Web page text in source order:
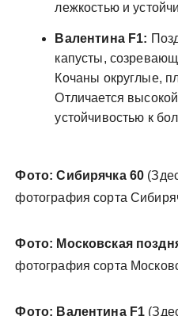
лежкостью и
Валентина F1:
капусты,
Кочаны округлые,
Отличается
устойчивостью к
Фото: Сибирячка 60
фотография сорта
Фото: Московская
фотография сорта
Фото: Валентина F1